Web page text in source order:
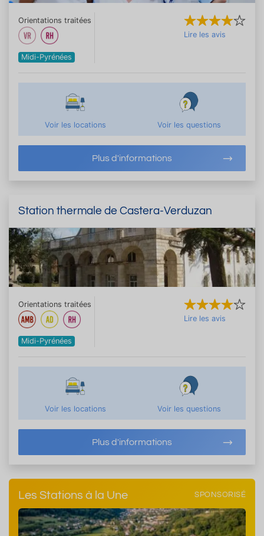
Orientations traitées
Midi-Pyrénées
Lire les avis
Voir les locations Voir les questions
Plus d'informations
Station thermale de Castera-Verduzan
Orientations traitées
Midi-Pyrénées
Lire les avis
Voir les locations Voir les questions
Plus d'informations
Les Stations à la Une SPONSORISÉ